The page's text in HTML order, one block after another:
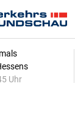
Uhr